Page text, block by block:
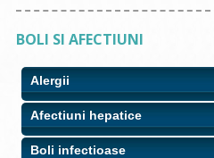
BOLI SI AFECTIUNI
Alergii
Afectiuni hepatice
Boli infectioase